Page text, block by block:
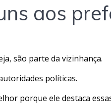
aos
são parte da vizinhança.
políticas.
porque ele destaca